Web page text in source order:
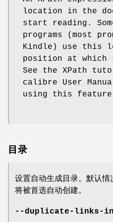
location in the
start reading.
programs (most
Kindle) use this
position at which
See the XPath
calibre User
using this
目录
设置自动生成目录。默认情
将被首选自动创建。
--duplicate-links-